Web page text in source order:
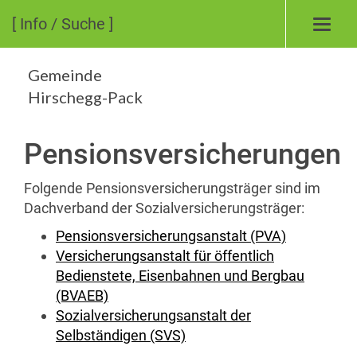
[ Info / Suche ]
Gemeinde
Hirschegg-Pack
Pensionsversicherungen
Folgende Pensionsversicherungsträger sind im
Dachverband der Sozialversicherungsträger:
Pensionsversicherungsanstalt (PVA)
Versicherungsanstalt für öffentlich
Bedienstete, Eisenbahnen und Bergbau
(BVAEB)
Sozialversicherungsanstalt der
Selbständigen (SVS)